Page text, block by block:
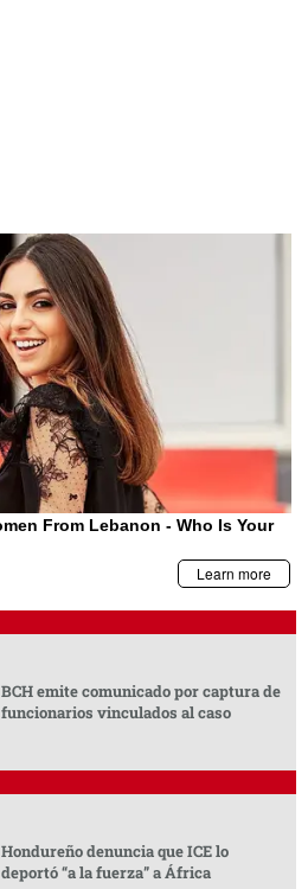
BCH emite comunicado por captura de
funcionarios vinculados al caso
Hondureño denuncia que ICE lo
deportó “a la fuerza” a África